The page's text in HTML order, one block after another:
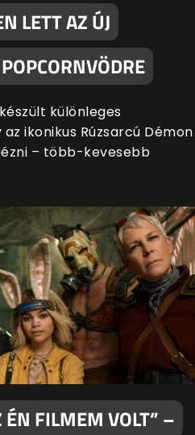
LETT AZ ÚJ
különleges
ikonikus Rúzsarcú Démon
– több-kevesebb
FILMEM VOLT” –